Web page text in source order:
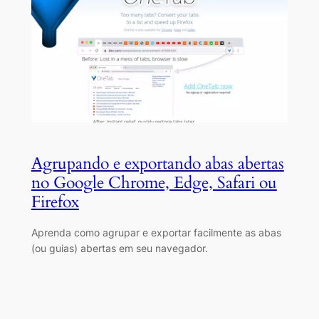
Agrupando e exportando abas abertas
no Google Chrome, Edge, Safari ou
Firefox
Aprenda como agrupar e exportar facilmente as abas
(ou guias) abertas em seu navegador.